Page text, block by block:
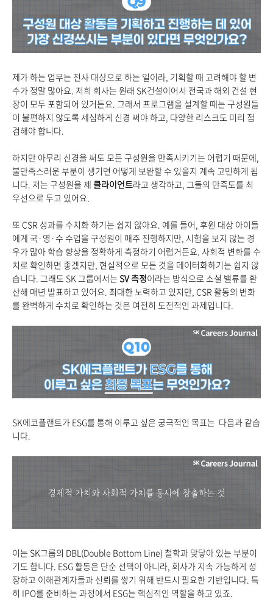
제가 하는 업무는 전사 대상으로 하는 일이라, 기획할 때 고려해야 할 변
수가 정말 많아요. 저희 회사는 원래 SK건설이어서 전국과 해외 건설 현
장이 모두 포함되어 있거든요. 그래서 프로그램을 설계할 때는 구성원들
이 불편하지 않도록 세심하게 신경 써야 하고, 다양한 리스크도 미리 점
검해야 합니다.
하지만 아무리 신경을 써도 모든 구성원을 만족시키기는 어렵기 때문에,
불만족스러운 부분이 생기면 어떻게 보완할 수 있을지 계속 고민하게 됩
니다. 저는 구성원을 제 클라이언트라고 생각하고, 그들의 만족도를 최
우선으로 두고 있어요.
또 CSR 성과를 수치화 하기는 쉽지 않아요. 예를 들어, 후원 대상 아이들
에게 국·영·수 수업을 구성원이 매주 진행하지만, 시험을 보지 않는 경
우가 많아 학습 향상을 정확하게 측정하기 어렵거든요. 사회적 변화를 수
치로 확인하면 좋겠지만, 현실적으로 모든 것을 데이터화하기는 쉽지 않
습니다. 그래도 SK 그룹에서는 SV측정이라는 방식으로 소셜 밸류를 환
산해 매년 발표하고 있어요. 최대한 노력하고 있지만, CSR 활동의 변화
를 완벽하게 수치로 확인하는 것은 여전히 도전적인 과제입니다.
SK에코플랜트가 ESG를 통해 이루고 싶은 궁극적인 목표는 다음과 같습
니다.
이는 SK그룹의 DBL(Double Bottom Line) 철학과 맞닿아 있는 부분이
기도 합니다. ESG 활동은 단순 선택이 아니라, 회사가 지속 가능하게 성
장하고 이해관계자들과 신뢰를 쌓기 위해 반드시 필요한 기반입니다. 특
히 IPO를 준비하는 과정에서 ESG는 핵심적인 역할을 하고 있죠.